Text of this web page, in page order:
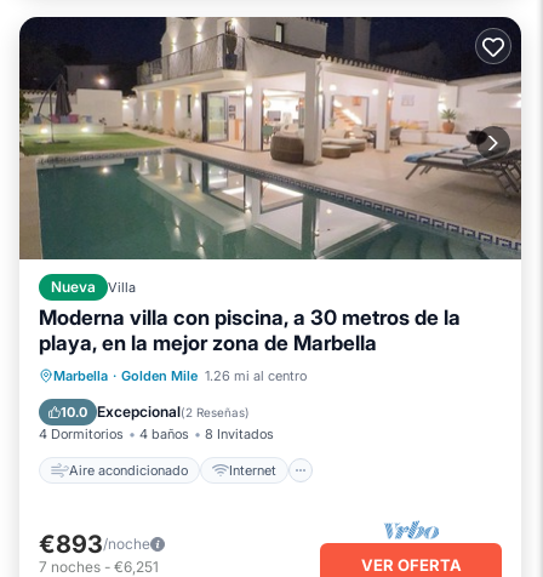
Nueva Villa
Moderna villa con piscina, a 30 metros de la
playa, en la mejor zona de Marbella
Marbella · Golden Mile 1.26 mi al centro
10.0 Excepcional(2 Reseñas)
4 Dormitorios 4 baños 8 Invitados
Aire acondicionado Internet
Aire acondicionado
Internet
Apto para niños
€893/noche
7 noches - €6,251 VER OFERTA